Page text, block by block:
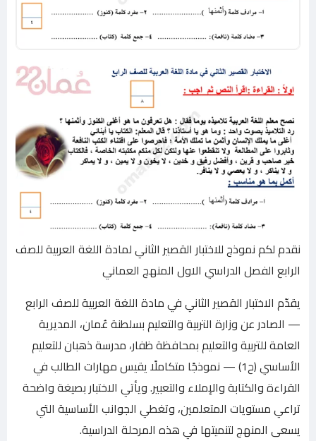
نقدم لكم نموذج للاختبار القصير الثاني لمادة اللغة العربية للصف
الرابع الفصل الدراسي الاول المنهج العماني
يقدّم الاختبار القصير الثاني في مادة اللغة العربية للصف الرابع
— الصادر عن وزارة التربية والتعليم بسلطنة عُمان، المديرية
العامة للتربية والتعليم بمحافظة ظفار، مدرسة ذهبان للتعليم
الأساسي (ح1) — نموذجًا متكاملًا يقيس مهارات الطالب في
القراءة والكتابة والإملاء والتعبير. ويأتي الاختبار بصيغة واضحة
تراعي مستويات المتعلمين، وتغطي الجوانب الأساسية التي
يسعى المنهج لتنميتها في هذه المرحلة الدراسية.